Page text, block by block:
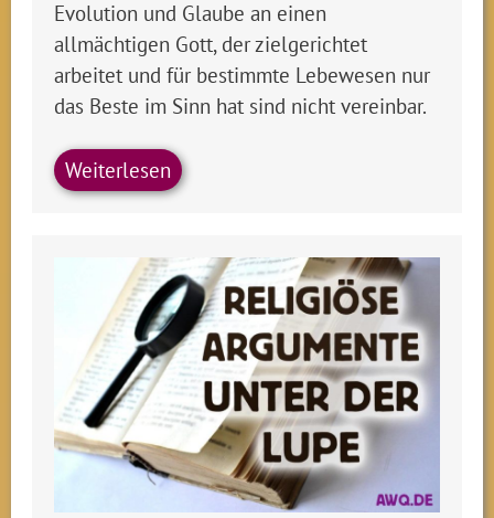
Evolution und Glaube an einen
allmächtigen Gott, der zielgerichtet
arbeitet und für bestimmte Lebewesen nur
das Beste im Sinn hat sind nicht vereinbar.
Weiterlesen